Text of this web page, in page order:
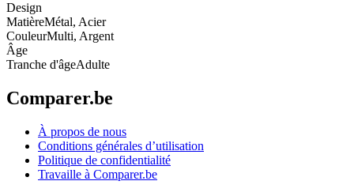
Design
MatièreMétal, Acier
CouleurMulti, Argent
Âge
Tranche d'âgeAdulte
Comparer.be
À propos de nous
Conditions générales d’utilisation
Politique de confidentialité
Travaille à Comparer.be